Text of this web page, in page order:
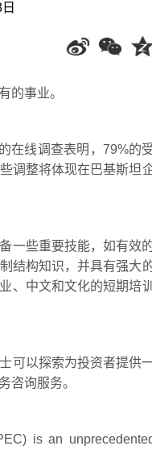
的事业。
在线调查表明，79%的
调整将体现在巴基斯坦
一些重要技能，如有效
结构知识，并具有强大
、中文和文化的短期培训
可以探索为投资者提供
询服务。
is an